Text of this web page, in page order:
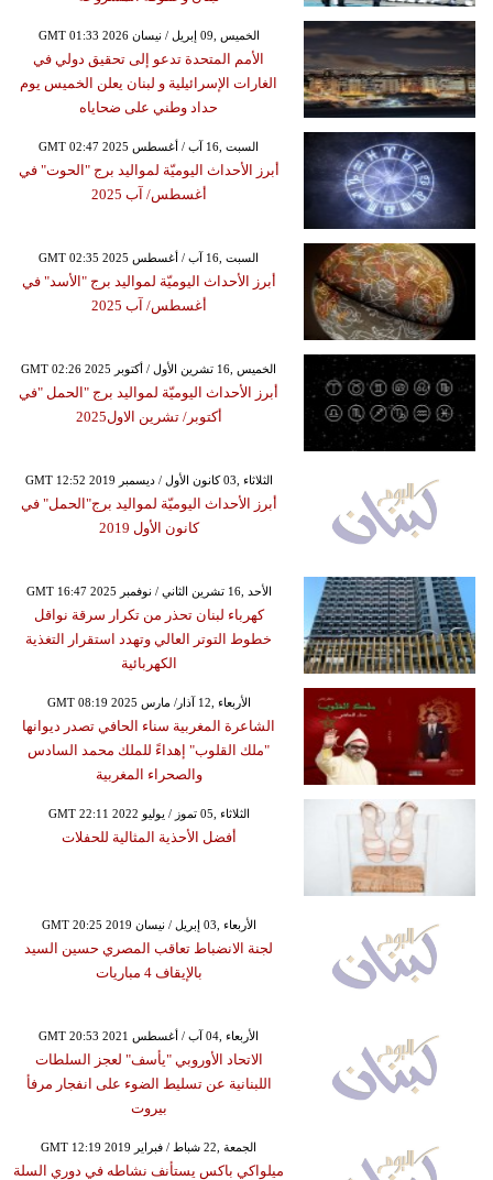
GMT 01:33 2026 الخميس ,09 إبريل / نيسان
الأمم المتحدة تدعو إلى تحقيق دولي في
الغارات الإسرائيلية و لبنان يعلن الخميس يوم
حداد وطني على ضحاياه
GMT 02:47 2025 السبت ,16 آب / أغسطس
أبرز الأحداث اليوميّة لمواليد برج "الحوت" في
أغسطس/ آب 2025
GMT 02:35 2025 السبت ,16 آب / أغسطس
أبرز الأحداث اليوميّة لمواليد برج "الأسد" في
أغسطس/ آب 2025
GMT 02:26 2025 الخميس ,16 تشرين الأول / أكتوبر
أبرز الأحداث اليوميّة لمواليد برج "الحمل "في
أكتوبر/ تشرين الاول2025
GMT 12:52 2019 الثلاثاء ,03 كانون الأول / ديسمبر
أبرز الأحداث اليوميّة لمواليد برج"الحمل" في
كانون الأول 2019
GMT 16:47 2025 الأحد ,16 تشرين الثاني / نوفمبر
كهرباء لبنان تحذر من تكرار سرقة نواقل
خطوط التوتر العالي وتهدد استقرار التغذية
الكهربائية
GMT 08:19 2025 الأربعاء ,12 آذار/ مارس
الشاعرة المغربية سناء الحافي تصدر ديوانها
"ملك القلوب" إهداءً للملك محمد السادس
والصحراء المغربية
GMT 22:11 2022 الثلاثاء ,05 تموز / يوليو
أفضل الأحذية المثالية للحفلات
GMT 20:25 2019 الأربعاء ,03 إبريل / نيسان
لجنة الانضباط تعاقب المصري حسين السيد
بالإيقاف 4 مباريات
GMT 20:53 2021 الأربعاء ,04 آب / أغسطس
الاتحاد الأوروبي "يأسف" لعجز السلطات
اللبنانية عن تسليط الضوء على انفجار مرفأ
بيروت
GMT 12:19 2019 الجمعة ,22 شباط / فبراير
ميلواكي باكس يستأنف نشاطه في دوري السلة